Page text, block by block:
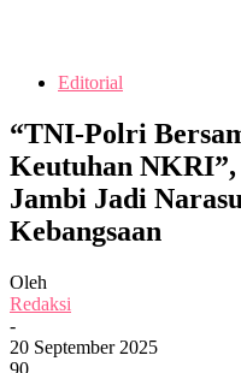
Editorial
“TNI-Polri
Keutuhan NKRI”,
Jambi Jadi
Kebangsaan
Oleh
Redaksi
-
20 September 2025
90